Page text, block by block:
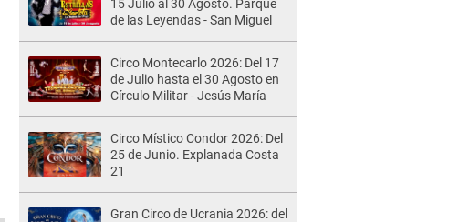
15 Julio al 30 Agosto. Parque
de las Leyendas - San Miguel
Circo Montecarlo 2026: Del 17
de Julio hasta el 30 Agosto en
Círculo Militar - Jesús María
Circo Místico Condor 2026: Del
25 de Junio. Explanada Costa
21
Gran Circo de Ucrania 2026: del